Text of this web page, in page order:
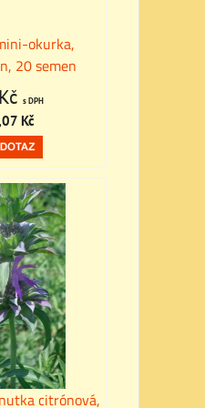
okurka,
20 semen
s DPH
Kč
citrónová,